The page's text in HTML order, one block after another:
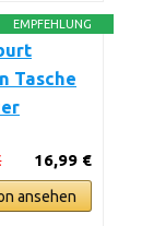
EMPFEHLUNG
Tasche
16,99 €
ansehen